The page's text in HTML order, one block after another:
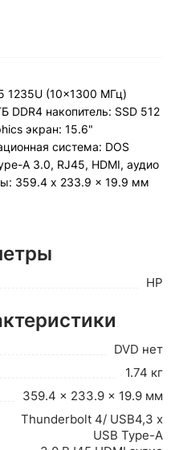
1235U (10x1300 МГц)
DDR4 накопитель: SSD 512
экран: 15.6"
система: DOS
A 3.0, RJ45, HDMI, аудио
359.4 x 233.9 x 19.9 мм
HP
DVD нет
1.74 кг
359.4 x 233.9 x 19.9 мм
Thunderbolt 4/ USB4,3 x
USB Type-A